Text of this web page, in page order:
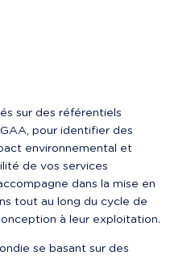
sur des référentiels
pour identifier des
environnemental et
de vos services
dans la mise en
tout au long du cycle de
à leur exploitation.
se basant sur des